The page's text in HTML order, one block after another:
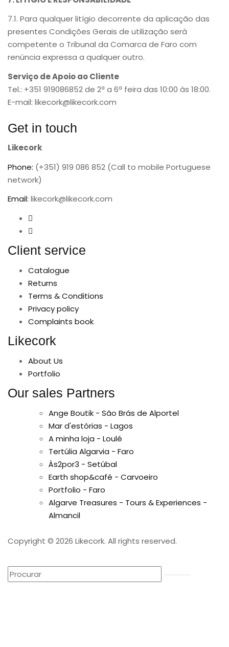
7.1. Para qualquer litígio decorrente da aplicação das
presentes Condições Gerais de utilização será
competente o Tribunal da Comarca de Faro com
renúncia expressa a qualquer outro.
Serviço de Apoio ao Cliente
Tel.: +351 919086852 de 2ª a 6ª feira das 10:00 às 18:00.
E-mail: likecork@likecork.com
Get in touch
Likecork
Phone: (+351) 919 086 852 (Call to mobile Portuguese
network)
Email: likecork@likecork.com
Client service
Catalogue
Returns
Terms & Conditions
Privacy policy
Complaints book
Likecork
About Us
Portfolio
Our sales Partners
Ange Boutik - São Brás de Alportel
Mar d'estórias - Lagos
A minha loja - Loulé
Tertúlia Algarvia - Faro
Às2por3 - Setúbal
Earth shop&café - Carvoeiro
Portfolio - Faro
Algarve Treasures - Tours & Experiences -
Almancil
Copyright © 2026 Likecork. All rights reserved.